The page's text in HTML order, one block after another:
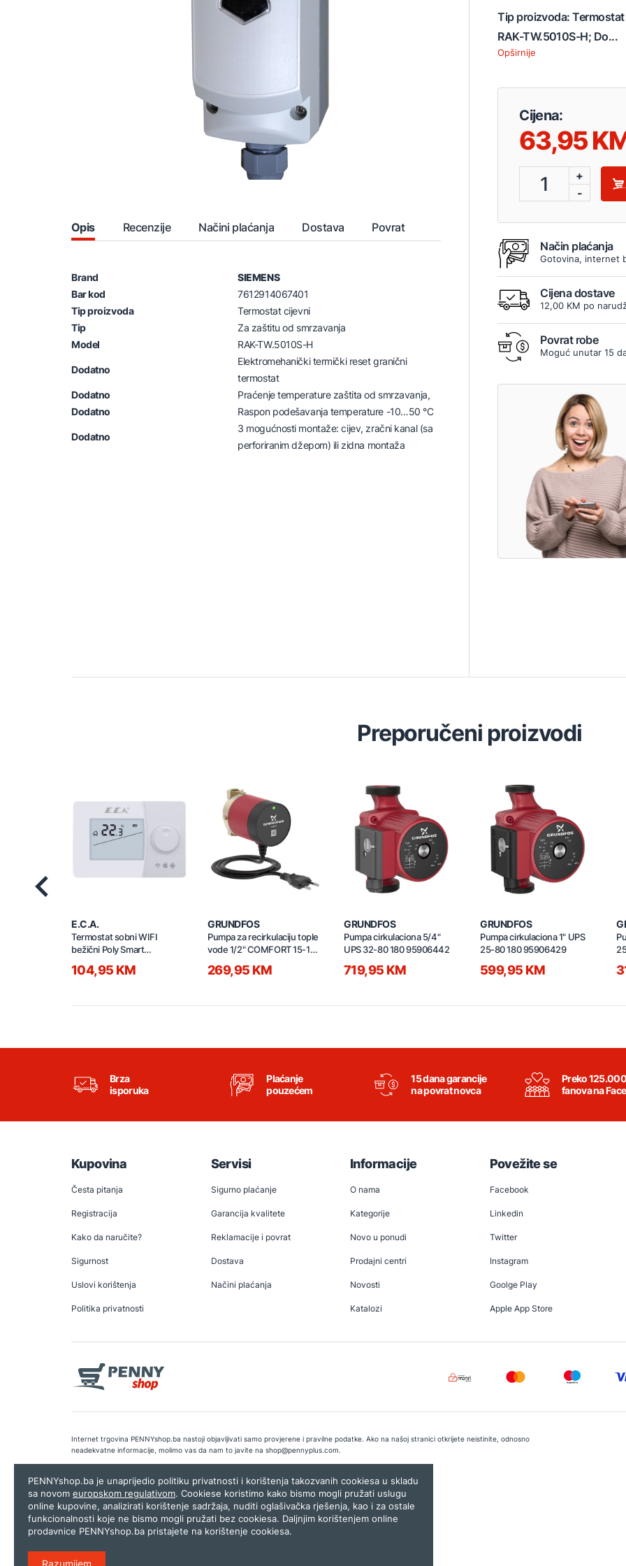
Opis Recenzije Načini plaćanja Dostava Povrat
Brand
SIEMENS
Bar kod
7612914067401
Tip proizvoda
Termostat cijevni
Tip
Za zaštitu od smrzavanja
Model
RAK-TW.5010S-H
Dodatno
Elektromehanički termički reset granični
termostat
Dodatno
Praćenje temperature zaštita od smrzavanja,
Dodatno
Raspon podešavanja temperature -10…50 °C
Dodatno
3 mogućnosti montaže: cijev, zračni kanal (sa
perforiranim džepom) ili zidna montaža
Tip proizvoda:
RAK-TW.5010S-H; Do...
Opširnije
Cijena:
63,95
1
+
-
Način plaćanja
Gotovina, internet
Cijena dostave
12,00 KM po
Povrat robe
Moguć unutar 15
Preporučeni proizvodi
E.C.A.
Termostat sobni WIFI
bežični Poly Smart
7006903011 bijeli
104,95 KM
GRUNDFOS
Pumpa za recirkulaciju tople
vode 1/2" COMFORT 15-14
B 97916771
269,95 KM
GRUNDFOS
Pumpa cirkulaciona 5/4"
UPS 32-80 180 95906442
719,95 KM
GRUNDFOS
Pumpa cirkulaciona 1" UPS
25-80 180 95906429
599,95 KM
Brza
isporuka
Plaćanje
pouzećem
15 dana garancije
na povrat novca
Preko 125.000
fanova na
Kupovina
Česta pitanja
Registracija
Kako da naručite?
Sigurnost
Uslovi korištenja
Politika privatnosti
Servisi
Sigurno plaćanje
Garancija kvalitete
Reklamacije i povrat
Dostava
Načini plaćanja
Informacije
O nama
Kategorije
Novo u ponudi
Prodajni centri
Novosti
Katalozi
Povežite se
Facebook
Linkedin
Twitter
Instagram
Goolge Play
Apple App Store
Internet trgovina PENNYshop.ba nastoji objavljivati samo provjerene i pravilne podatke. Ako na našoj stranici otkrijete neistinite, odnosno
neadekvatne informacije, molimo vas da nam to javite na shop@pennyplus.com.
Copyright © 2026.Penny plus d.o.o. Sarajevo.Dizajn i programiranje:Lampa.ba
PENNYshop.ba je unaprijedio politiku privatnosti i korištenja takozvanih cookiesa u skladu
sa novom europskom regulativom. Cookiese koristimo kako bismo mogli pružati uslugu
online kupovine, analizirati korištenje sadržaja, nuditi oglašivačka rješenja, kao i za ostale
funkcionalnosti koje ne bismo mogli pružati bez cookiesa. Daljnjim korištenjem online
prodavnice PENNYshop.ba pristajete na korištenje cookiesa.
Razumijem